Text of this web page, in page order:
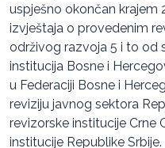
uspješno okončan krajem
izvještaja o provedenim
održivog razvoja 5 i to od
institucija Bosne i
u Federaciji Bosne i
reviziju javnog sektora
revizorske institucije Crne
institucije Republike Srbije.